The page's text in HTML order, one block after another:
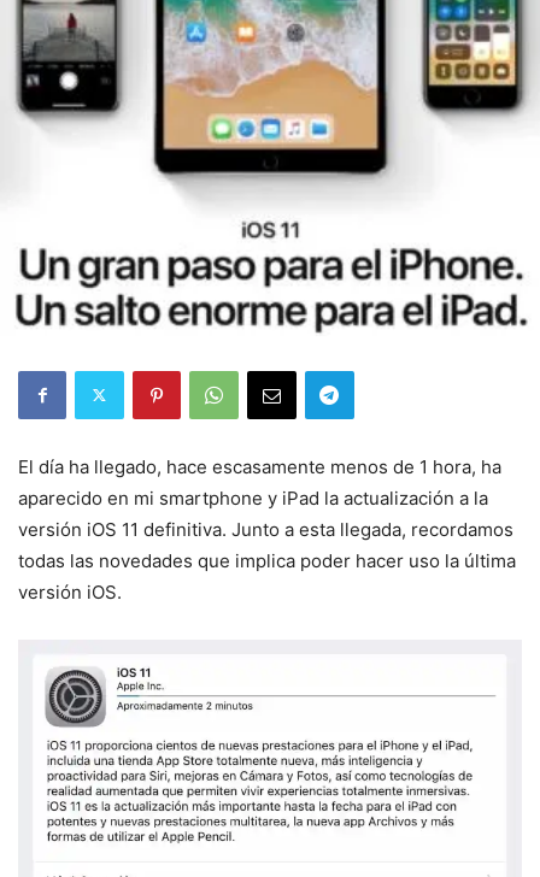
El día ha llegado, hace escasamente menos de 1 hora, ha
aparecido en mi smartphone y iPad la actualización a la
versión iOS 11 definitiva. Junto a esta llegada, recordamos
todas las novedades que implica poder hacer uso la última
versión iOS.